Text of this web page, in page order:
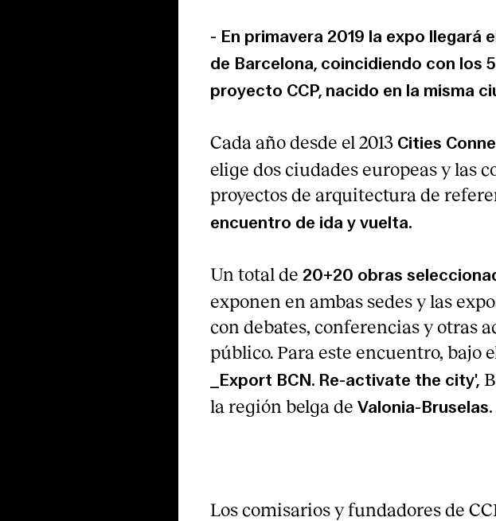
- En primavera 2019 la expo llegará
de Barcelona, coincidiendo con los
proyecto CCP, nacido en la misma
Cada año desde el 2013 Cities
elige dos ciudades europeas y las
proyectos de arquitectura de
encuentro de ida y vuelta.
Un total de 20+20 obras
exponen en ambas sedes y las
con debates, conferencias y otras
público. Para este encuentro, bajo
_Export BCN. Re-activate the city',
la región belga de Valonia-Bruselas.
Los comisarios y fundadores de